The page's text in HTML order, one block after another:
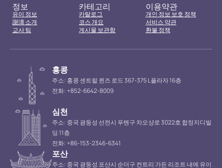
정보
유이 정보
謝濤 소개
교사 팀
카테고리
카탈로그
코스 개요
게시물 보관함
이용약관
개인 정보 보호 정책
서비스 약관
환불 정책
홍콩
주소: 홍콩 센트럴 퀸즈 로드 367-375 L플라자 16층
전화: +852-6642-8009
심천
주소: 중국 광둥성 선전시 푸톈구 차오샹로 3022호 합정지디빌
딩 11층
전화: +86-153-2346-6341
포산
주소: 중국 광둥성 포산시 순더구 컨트리 가든 리조트 내에 유이